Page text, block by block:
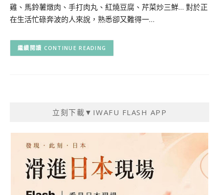
雞、馬鈴薯燉肉、手打肉丸、紅燒豆腐、芹菜炒三鮮… 對於正
在生活忙碌奔波的人來說，熟悉卻又難得一…
CONTINUE READING
立刻下載▼IWAFU FLASH APP